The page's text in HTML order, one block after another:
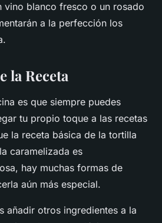
vino blanco fresco o un rosado
a la perfección los
la Receta
es que siempre puedes
tu propio toque a las recetas
la receta básica de la tortilla
caramelizada es
hay muchas formas de
aún más especial.
añadir otros ingredientes a la